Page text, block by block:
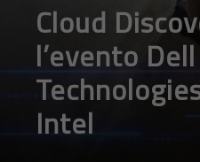
Cloud
l’evento Dell
Intel